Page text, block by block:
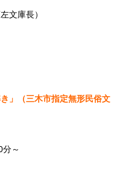
文庫長）
」（三木市指定無形民俗文
～